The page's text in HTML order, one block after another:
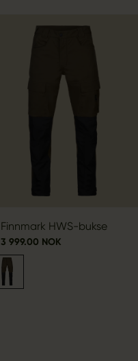
Finnmark HWS-bukse
3 999.00 NOK